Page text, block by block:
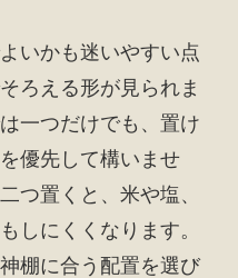
いかも迷いやすい点
ろえる形が見られま
一つだけでも、置け
優先して構いませ
つ置くと、米や塩、
しにくくなります。
棚に合う配置を選び